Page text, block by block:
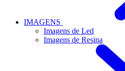
IMAGENS
Imagens de Led
Imagens de Resina